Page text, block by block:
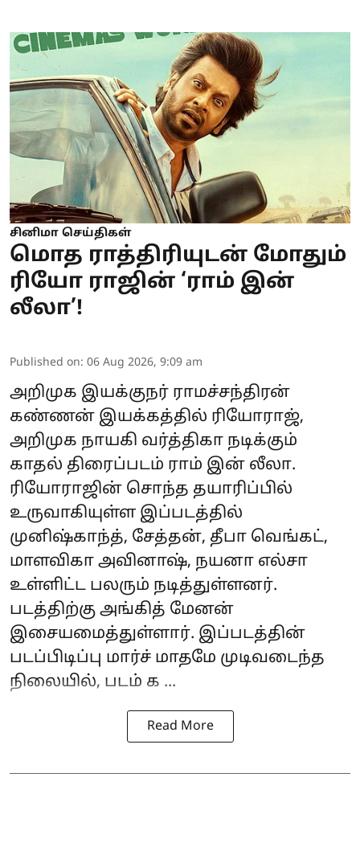
சினிமா செய்திகள்
மொத ராத்திரியுடன் மோதும்
ரியோ ராஜின் ‘ராம் இன்
லீலா’!
Published on: 06 Aug 2026, 9:09 am
அறிமுக இயக்குநர் ராமச்சந்திரன்
கண்ணன் இயக்கத்தில் ரியோராஜ்,
அறிமுக நாயகி வர்த்திகா நடிக்கும்
காதல் திரைப்படம் ராம் இன் லீலா.
ரியோராஜின் சொந்த தயாரிப்பில்
உருவாகியுள்ள இப்படத்தில்
முனிஷ்காந்த், சேத்தன், தீபா வெங்கட்,
மாளவிகா அவினாஷ், நயனா எல்சா
உள்ளிட்ட பலரும் நடித்துள்ளனர்.
படத்திற்கு அங்கித் மேனன்
இசையமைத்துள்ளார். இப்படத்தின்
படப்பிடிப்பு மார்ச் மாதமே முடிவடைந்த
நிலையில், படம் க ...
Read More